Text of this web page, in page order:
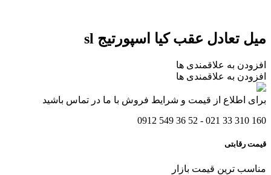
میل تعادل عقب کیا اسپورتیج sl
افزودن به علاقمندی ها
افزودن به علاقمندی ها
برای اطلاع از قیمت و شرایط فروش با ما در تماس باشید
160 310 33 021 - 52 36 549 0912
قیمت رقابتی
مناسب ترین قیمت بازار